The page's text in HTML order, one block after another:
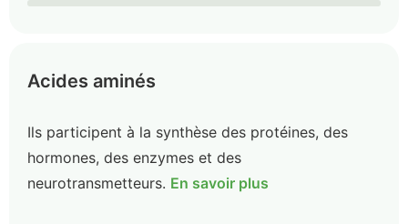
Acides aminés
Ils participent à la synthèse des protéines, des
hormones, des enzymes et des
neurotransmetteurs. En savoir plus